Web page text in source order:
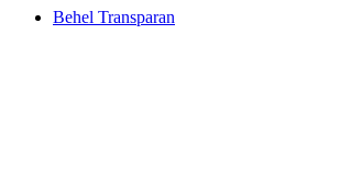
Behel Transparan